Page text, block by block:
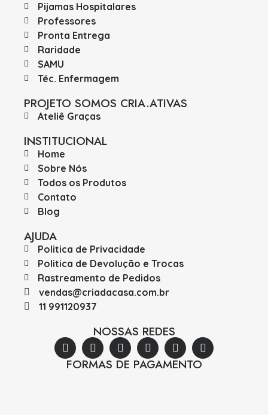
Pijamas Hospitalares
Professores
Pronta Entrega
Raridade
SAMU
Téc. Enfermagem
PROJETO SOMOS CRIA.ATIVAS
Ateliê Graças
INSTITUCIONAL
Home
Sobre Nós
Todos os Produtos
Contato
Blog
AJUDA
Politica de Privacidade
Politica de Devolução e Trocas
Rastreamento de Pedidos
vendas@criadacasa.com.br
11 991120937
NOSSAS REDES
FORMAS DE PAGAMENTO